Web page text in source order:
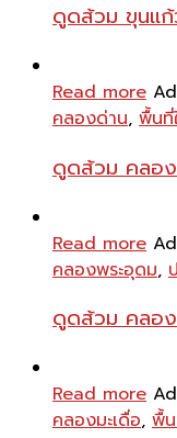
ดูดส้วม ขุนแ
Read more
คลองด่าน, พื้นที่
ดูดส้วม คลอง
Read more
คลองพระอุดม,
ดูดส้วม คลอ
Read more
คลองมะเดื่อ, พื้